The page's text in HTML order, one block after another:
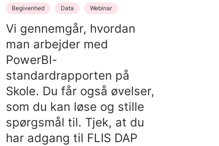
Begivenhed Data Webinar
Vi gennemgår, hvordan
man arbejder med
PowerBI-
standardrapporten på
Skole. Du får også øvelser,
som du kan løse og stille
spørgsmål til. Tjek, at du
har adgang til FLIS DAP